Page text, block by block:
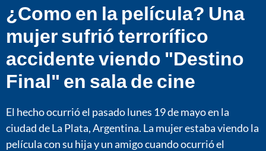
¿Como en la película? Una
mujer sufrió terrorífico
accidente viendo "Destino
Final" en sala de cine
El hecho ocurrió el pasado lunes 19 de mayo en la
ciudad de La Plata, Argentina. La mujer estaba viendo la
película con su hija y un amigo cuando ocurrió el